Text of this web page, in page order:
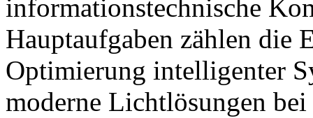
informationstechnische
Hauptaufgaben zählen
Optimierung intelligenter
moderne Lichtlösungen